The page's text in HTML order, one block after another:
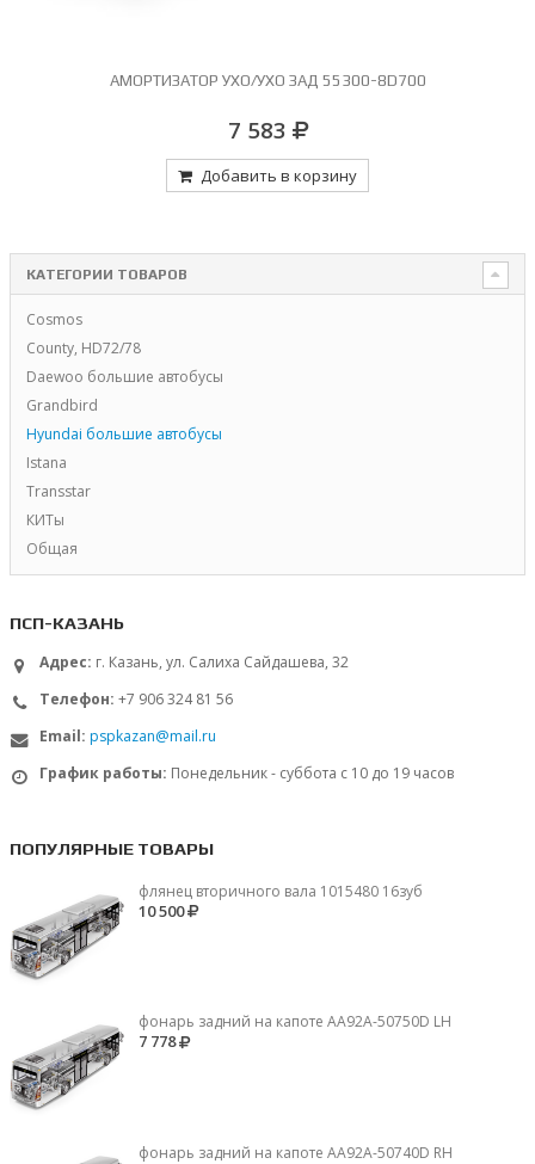
АМОРТИЗАТОР УХО/УХО ЗАД 55300-8D700
7 583
Добавить в корзину
КАТЕГОРИИ ТОВАРОВ
Cosmos
County, HD72/78
Daewoo большие автобусы
Grandbird
Hyundai большие автобусы
Istana
Transstar
КИТы
Общая
ПСП-КАЗАНЬ
Адрес: г. Казань, ул. Салиха Сайдашева, 32
Телефон: +7 906 324 81 56
Email: pspkazan@mail.ru
График работы: Понедельник - суббота с 10 до 19 часов
ПОПУЛЯРНЫЕ ТОВАРЫ
флянец вторичного вала 1015480 16зуб
10 500
фонарь задний на капоте AA92A-50750D LH
7 778
фонарь задний на капоте AA92A-50740D RH